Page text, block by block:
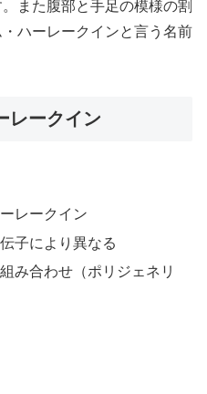
また腹部と手足の模様の割
ハーレークインと言う名前
レークイン
レークイン
子により異なる
み合わせ（ポリジェネリ